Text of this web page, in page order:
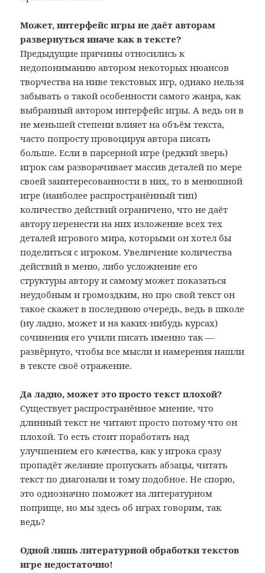
Может, интерфейс игры не даёт авторам
развернуться иначе как в тексте?
Предыдущие причины относились к
недопониманию автором некоторых нюансов
творчества на ниве текстовых игр, однако нельзя
забывать о такой особенности самого жанра, как
выбранный автором интерфейс игры. А ведь он в
не меньшей степени влияет на объём текста,
часто попросту провоцируя автора писать
больше. Если в парсерной игре (редкий зверь)
игрок сам разворачивает массив деталей по мере
своей заинтересованности в них, то в менюшной
игре (наиболее распространённый тип)
количество действий ограничено, что не даёт
автору перенести на них изложение всех тех
деталей игрового мира, которыми он хотел бы
поделиться с игроком. Увеличение количества
действий в меню, либо усложнение его
структуры автору и самому может показаться
неудобным и громоздким, но про свой текст он
такое скажет в последнюю очередь, ведь в школе
(ну ладно, может и на каких-нибудь курсах)
сочинения его учили писать именно так —
развёрнуто, чтобы все мысли и намерения нашли
в тексте своё отражение.
Да ладно, может это просто текст плохой?
Существует распространённое мнение, что
длинный текст не читают просто потому что он
плохой. То есть стоит поработать над
улучшением его качества, как у игрока сразу
пропадёт желание пропускать абзацы, читать
текст по диагонали и тому подобное. Не спорю,
это однозначно поможет на литературном
поприще, но мы здесь об играх говорим, так
ведь?
Одной лишь литературной обработки текстов
игре недостаточно!